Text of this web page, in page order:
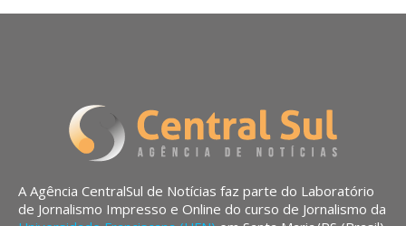
A Agência CentralSul de Notícias faz parte do Laboratório
de Jornalismo Impresso e Online do curso de Jornalismo da